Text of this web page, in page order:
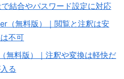
結合やパスワード設定に対応
（無料版）｜閲覧と注釈は安
不可
無料版）｜注釈や変換は軽快だ
る